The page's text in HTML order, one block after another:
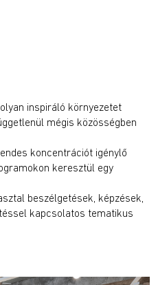
inspiráló környezetet
mégis közösségben
koncentrációt igénylő
keresztül egy
beszélgetések, képzések,
kapcsolatos tematikus